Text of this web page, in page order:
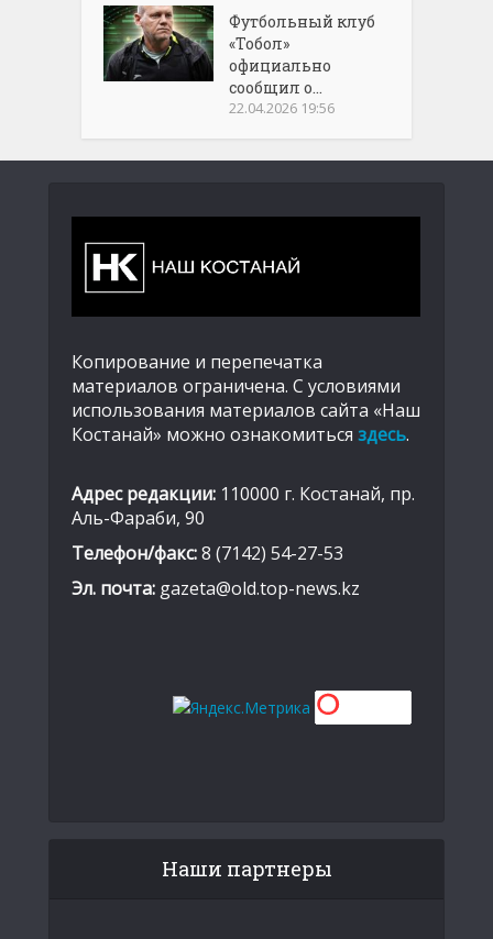
Футбольный клуб
«Тобол»
официально
сообщил о...
22.04.2026 19:56
Копирование и перепечатка
материалов ограничена. С условиями
использования материалов сайта «Наш
Костанай» можно ознакомиться здесь.
Адрес редакции: 110000 г. Костанай, пр.
Аль-Фараби, 90
Телефон/факс:8 (7142) 54-27-53
Эл. почта: gazeta@old.top-news.kz
Наши партнеры